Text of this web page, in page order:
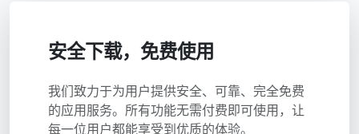
安全下载，免费使用
我们致力于为用户提供安全、可靠、完全免费
的应用服务。所有功能无需付费即可使用，让
每一位用户都能享受到优质的体验。